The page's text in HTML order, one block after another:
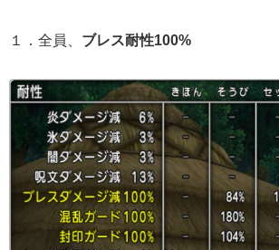
１．全員、 ブレス耐性100%